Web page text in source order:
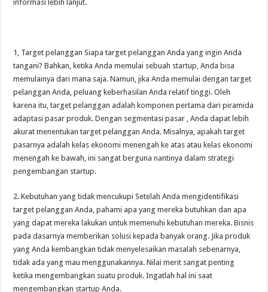
informasi lebih lanjut.
1, Target pelanggan Siapa target pelanggan Anda yang ingin Anda
tangani? Bahkan, ketika Anda memulai sebuah startup, Anda bisa
memulainya dari mana saja. Namun, jika Anda memulai dengan target
pelanggan Anda, peluang keberhasilan Anda relatif tinggi. Oleh
karena itu, target pelanggan adalah komponen pertama dari piramida
adaptasi pasar produk. Dengan segmentasi pasar , Anda dapat lebih
akurat menentukan target pelanggan Anda. Misalnya, apakah target
pasarnya adalah kelas ekonomi menengah ke atas atau kelas ekonomi
menengah ke bawah, ini sangat berguna nantinya dalam strategi
pengembangan startup.
2. Kebutuhan yang tidak mencukupi Setelah Anda mengidentifikasi
target pelanggan Anda, pahami apa yang mereka butuhkan dan apa
yang dapat mereka lakukan untuk memenuhi kebutuhan mereka. Bisnis
pada dasarnya memberikan solusi kepada banyak orang. Jika produk
yang Anda kembangkan tidak menyelesaikan masalah sebenarnya,
tidak ada yang mau menggunakannya. Nilai merit sangat penting
ketika mengembangkan suatu produk. Ingatlah hal ini saat
mengembangkan startup Anda.